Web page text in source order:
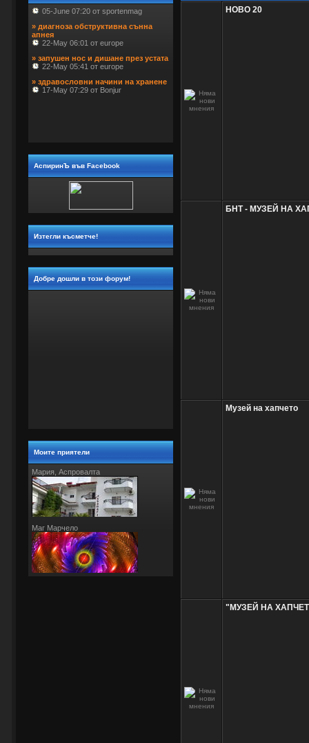
» диагноза обструктивна сънна
22-May 06:01 от europe
» запушен нос и дишане през устата
» здравословни начини на хранене
АспиринЪ във Facebook
Изтегли късметче!
Добре дошли в този форум!
Моите приятели
Мария, Аспровалта
Маг Марчело
НОВО 20
БНТ - МУЗЕЙ НА
Музей на хапчето
"МУЗЕЙ НА